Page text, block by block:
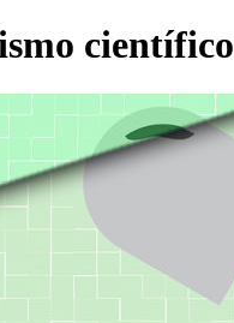
científico